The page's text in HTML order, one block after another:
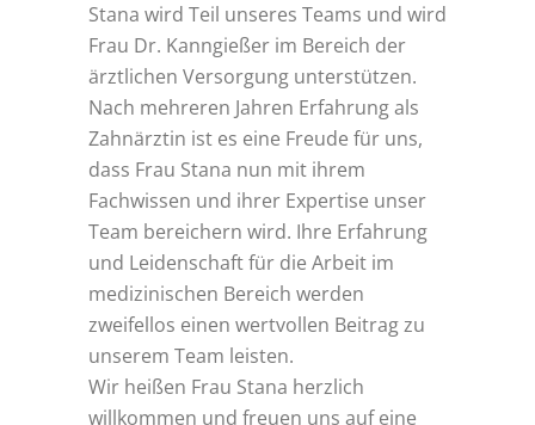
Stana wird Teil unseres Teams und wird
Frau Dr. Kanngießer im Bereich der
ärztlichen Versorgung unterstützen.
Nach mehreren Jahren Erfahrung als
Zahnärztin ist es eine Freude für uns,
dass Frau Stana nun mit ihrem
Fachwissen und ihrer Expertise unser
Team bereichern wird. Ihre Erfahrung
und Leidenschaft für die Arbeit im
medizinischen Bereich werden
zweifellos einen wertvollen Beitrag zu
unserem Team leisten.
Wir heißen Frau Stana herzlich
willkommen und freuen uns auf eine